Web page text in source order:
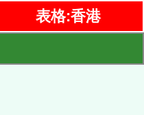
表格:香港